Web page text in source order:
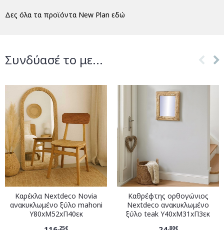
Δες όλα τα προϊόντα New Plan εδώ
Συνδύασέ το με...
Καρέκλα Nextdeco Novia
ανακυκλωμένο ξύλο mahoni
Υ80xM52xΠ40εκ
,25€
Καθρέφτης ορθογώνιος
Nextdeco ανακυκλωμένο
ξύλο teak Υ40xM31xΠ3εκ
,80€